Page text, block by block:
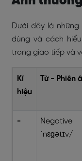
Dưới đây là
dùng và cách
trong giao tiếp và
Kí
hiệu
Từ - Phiên
-
ˈnɛɡətɪv/